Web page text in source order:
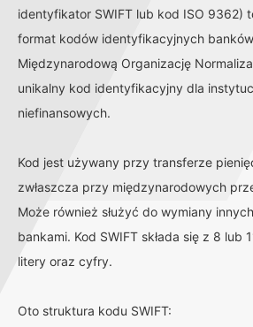
identyfikator SWIFT lub kod ISO 9362)
format kodów identyfikacyjnych
Międzynarodową Organizację
unikalny kod identyfikacyjny dla
niefinansowych.
Kod jest używany przy transferze
zwłaszcza przy międzynarodowych
Może również służyć do wymiany
bankami. Kod SWIFT składa się z 8 lub
litery oraz cyfry.
Oto struktura kodu SWIFT: